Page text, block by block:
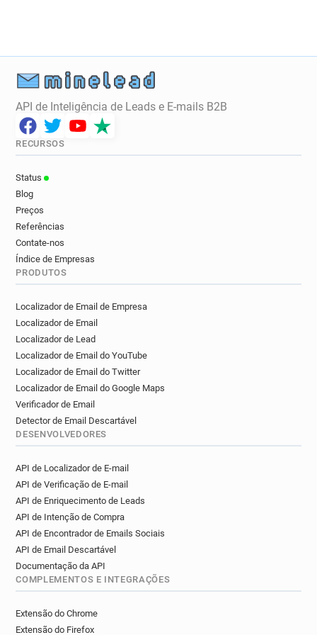
l******@norauto.fr
o*****@norauto.fr
o*******@norauto.fr
y******@norauto.fr
m*****@norauto.fr
API de Inteligência de Leads e E-mails B2B
RECURSOS
Status
Blog
Preços
Referências
Contate-nos
Índice de Empresas
PRODUTOS
Localizador de Email de Empresa
Localizador de Email
Localizador de Lead
Localizador de Email do YouTube
Localizador de Email do Twitter
Localizador de Email do Google Maps
Verificador de Email
Detector de Email Descartável
DESENVOLVEDORES
API de Localizador de E-mail
API de Verificação de E-mail
API de Enriquecimento de Leads
API de Intenção de Compra
API de Encontrador de Emails Sociais
API de Email Descartável
Documentação da API
COMPLEMENTOS E INTEGRAÇÕES
Extensão do Chrome
Extensão do Firefox